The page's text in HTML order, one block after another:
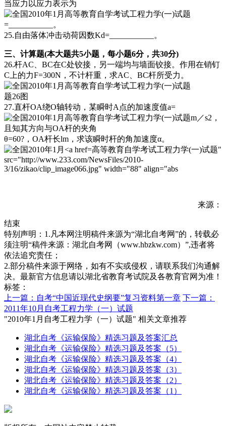
当应力以应力表示为
=___________。
25.自由落体冲击动荷因数Kd=___________。
三、计算题(本大题共5小题，每小题6分，共30分)
26.杆AC、BC在C处铰接，另一端均与墙面铰接。作用在销钉
C上的力F=300N，不计杆重，求AC、BC杆所受力。
题26图
27.直杆OA绕O轴转动，某瞬时A点的加速度值a=
m／s2，
且知其方向与OA杆的夹角
θ=60?，OA杆长lm，求该瞬时杆的角加速度α。
高等教育自学考试工程力学(一)试题"
src="http://www.233.com/NewsFiles/2010-
3/16/zikao/clip_image066.jpg" width="88" align="abs
来源：
结束
特别声明：1.凡本网注明稿件来源为“湖北自考网”的，转载必
须注明“稿件来源：湖北自考网（www.hbzkw.com）”,违者将
依法追究责任；
2.部分稿件来源于网络，如有不实或侵权，请联系我们沟通解
决。最新官方信息请以湖北省教育考试院及各教育官网为准！
标签：
上一篇：自考“中国近现代史纲要”复习资料第一章 下一篇：
2011年10月自考工程力学（一）试题
"2010年1月自考工程力学（一）试题" 相关文章推荐
湖北自考《运输保险》精选习题及答案汇总
湖北自考《运输保险》精选习题及答案（5）
湖北自考《运输保险》精选习题及答案（4）
湖北自考《运输保险》精选习题及答案（3）
湖北自考《运输保险》精选习题及答案（2）
湖北自考《运输保险》精选习题及答案（1）